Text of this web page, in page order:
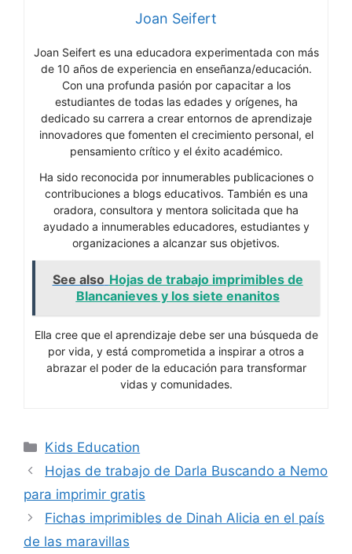
Joan Seifert
Joan Seifert es una educadora experimentada con más
de 10 años de experiencia en enseñanza/educación.
Con una profunda pasión por capacitar a los
estudiantes de todas las edades y orígenes, ha
dedicado su carrera a crear entornos de aprendizaje
innovadores que fomenten el crecimiento personal, el
pensamiento crítico y el éxito académico.
Ha sido reconocida por innumerables publicaciones o
contribuciones a blogs educativos. También es una
oradora, consultora y mentora solicitada que ha
ayudado a innumerables educadores, estudiantes y
organizaciones a alcanzar sus objetivos.
See also Hojas de trabajo imprimibles de
Blancanieves y los siete enanitos
Ella cree que el aprendizaje debe ser una búsqueda de
por vida, y está comprometida a inspirar a otros a
abrazar el poder de la educación para transformar
vidas y comunidades.
Categories
Kids Education
Hojas de trabajo de Darla Buscando a Nemo
para imprimir gratis
Fichas imprimibles de Dinah Alicia en el país
de las maravillas